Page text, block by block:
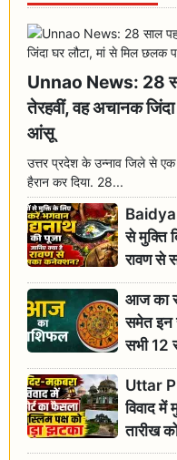
Unnao News: 28
तेरहवीं, वह अचानक
आंसू
उत्तर प्रदेश के उन्नाव जिले से
हैरान कर दिया. 28...
से मुक्ति
रावण से
आज का
समेत इन
सभी 12
Uttar
विवाद
तारीख